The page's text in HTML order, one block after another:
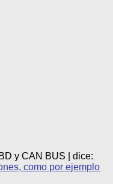
y CAN BUS | dice:
como por ejemplo